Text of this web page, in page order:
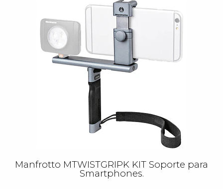
Manfrotto MTWISTGRIPK KIT Soporte para
Smartphones.